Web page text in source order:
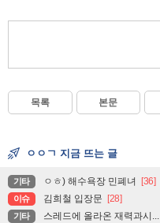
목록 본문
ㅇㅇㄱ 지금 뜨는 글
기타 ㅇㅎ) 해수욕장 민폐녀 [36]
이슈 김희철 입장문 [28]
기타 스레드에 올라온 재력과시...